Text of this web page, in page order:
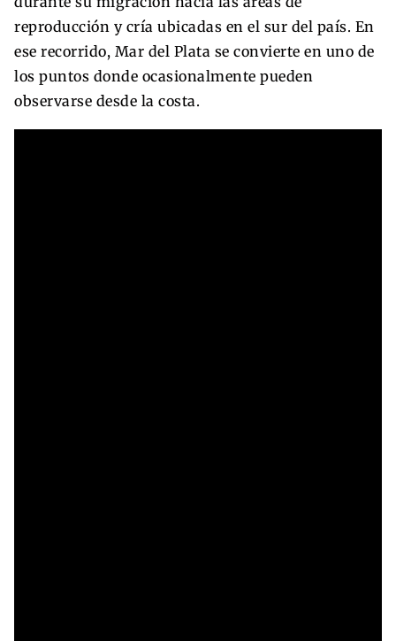
reproducción y cría ubicadas en el sur del país. En
ese recorrido, Mar del Plata se convierte en uno de
los puntos donde ocasionalmente pueden
observarse desde la costa.